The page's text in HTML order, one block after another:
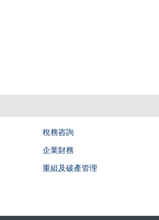
稅務咨詢
企業財務
重組及破產管理